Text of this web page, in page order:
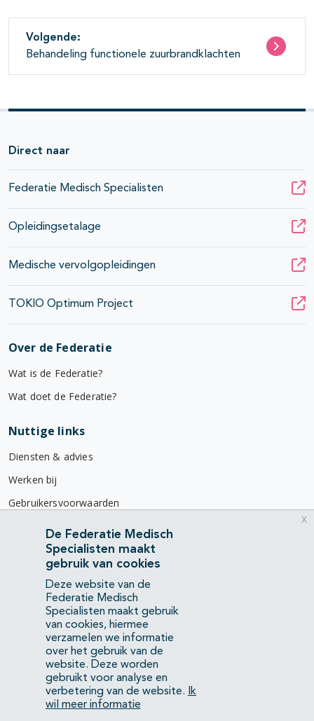
Volgende:
Behandeling functionele zuurbrandklachten
Direct naar
Federatie Medisch Specialisten
Opleidingsetalage
Medische vervolgopleidingen
TOKIO Optimum Project
Over de Federatie
Wat is de Federatie?
Wat doet de Federatie?
Nuttige links
Diensten & advies
Werken bij
Gebruikersvoorwaarden
Privacyverklaring
Contact
Mercatorlaan 1200
3528 BL Utrecht
(088) 505 34 34
info@richtlijnendatabase.nl
YouTubeLinkedIn
De Federatie Medisch
Specialisten maakt
gebruik van cookies
Deze website van de
Federatie Medisch
Specialisten maakt gebruik
van cookies, hiermee
verzamelen we informatie
over het gebruik van de
website. Deze worden
gebruikt voor analyse en
verbetering van de website.
Ik
wil meer informatie
x